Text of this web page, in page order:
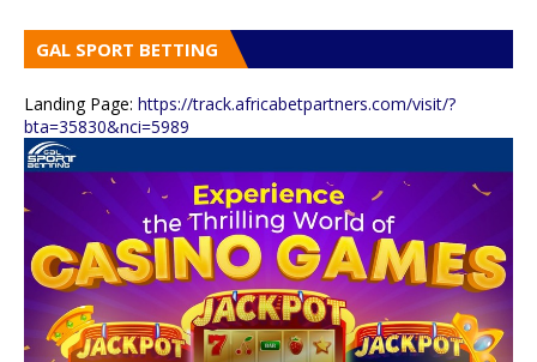
GAL SPORT BETTING
Landing Page: https://track.africabetpartners.com/visit/?
bta=35830&nci=5989